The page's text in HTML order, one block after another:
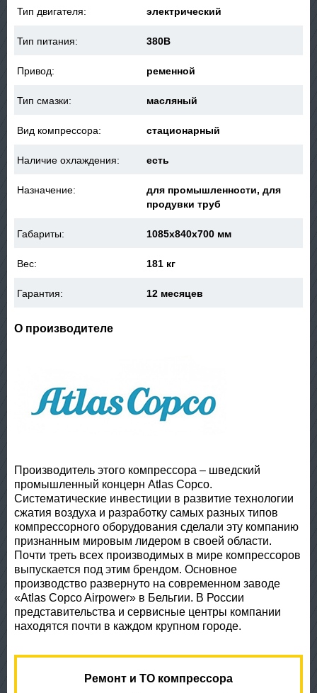
Тип двигателя: электрический
Тип питания: 380В
Привод: ременной
Тип смазки: масляный
Вид компрессора: стационарный
Наличие охлаждения: есть
Назначение:
для промышленности, для
продувки труб
Габариты: 1085x840x700 мм
Вес: 181 кг
Гарантия: 12 месяцев
О производителе
Производитель этого компрессора – шведский
промышленный концерн Atlas Copco.
Систематические инвестиции в развитие технологии
сжатия воздуха и разработку самых разных типов
компрессорного оборудования сделали эту компанию
признанным мировым лидером в своей области.
Почти треть всех производимых в мире компрессоров
выпускается под этим брендом. Основное
производство развернуто на современном заводе
«Atlas Copco Airpower» в Бельгии. В России
представительства и сервисные центры компании
находятся почти в каждом крупном городе.
Ремонт и ТО компрессора